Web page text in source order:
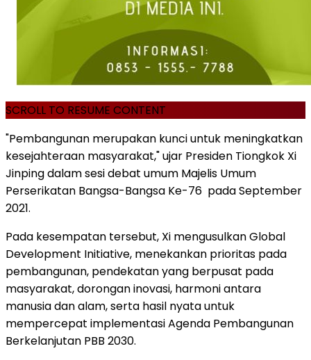
SCROLL TO RESUME CONTENT
"Pembangunan merupakan kunci untuk meningkatkan
kesejahteraan masyarakat," ujar Presiden Tiongkok Xi
Jinping dalam sesi debat umum Majelis Umum
Perserikatan Bangsa-Bangsa Ke-76 pada September
2021.
Pada kesempatan tersebut, Xi mengusulkan Global
Development Initiative, menekankan prioritas pada
pembangunan, pendekatan yang berpusat pada
masyarakat, dorongan inovasi, harmoni antara
manusia dan alam, serta hasil nyata untuk
mempercepat implementasi Agenda Pembangunan
Berkelanjutan PBB 2030.